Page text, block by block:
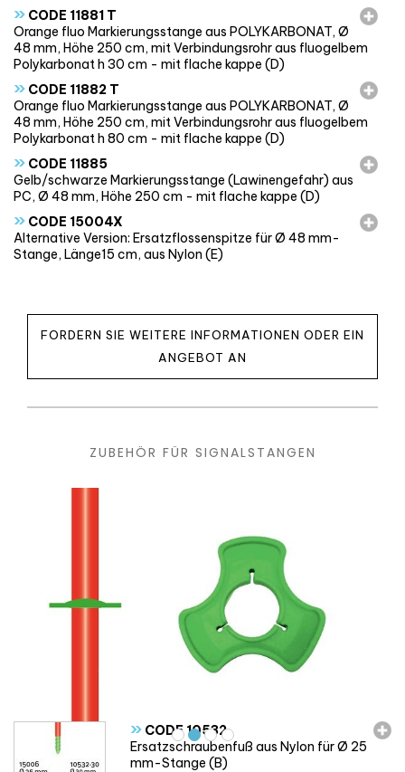
» CODE 11881 T
Orange fluo Markierungsstange aus POLYKARBONAT, Ø
48 mm, Höhe 250 cm, mit Verbindungsrohr aus fluogelbem
Polykarbonat h 30 cm - mit flache kappe (D)
» CODE 11882 T
Orange fluo Markierungsstange aus POLYKARBONAT, Ø
48 mm, Höhe 250 cm, mit Verbindungsrohr aus fluogelbem
Polykarbonat h 80 cm - mit flache kappe (D)
» CODE 11885
Gelb/schwarze Markierungsstange (Lawinengefahr) aus
PC, Ø 48 mm, Höhe 250 cm - mit flache kappe (D)
» CODE 15004X
Alternative Version: Ersatzflossenspitze für Ø 48 mm-
Stange, Länge15 cm, aus Nylon (E)
FORDERN SIE WEITERE INFORMATIONEN ODER EIN
ANGEBOT AN
ZUBEHÖR FÜR SIGNALSTANGEN
» CODE 10532
Ersatzschraubenfuß aus Nylon für Ø 25
mm-Stange (B)